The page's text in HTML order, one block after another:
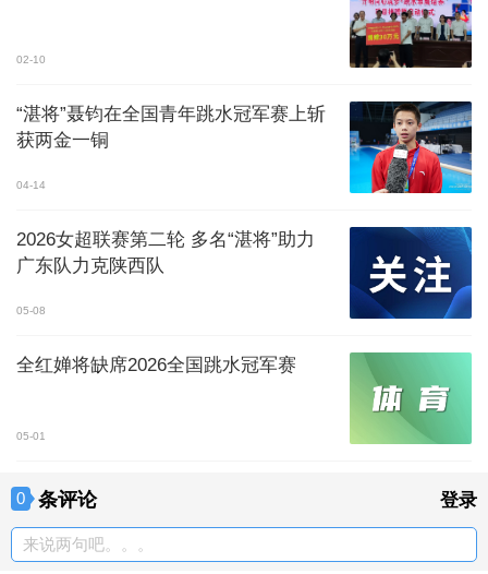
02-10
“湛将”聂钧在全国青年跳水冠军赛上斩
获两金一铜
04-14
2026女超联赛第二轮 多名“湛将”助力
广东队力克陕西队
05-08
全红婵将缺席2026全国跳水冠军赛
05-01
0 条评论 登录
来说两句吧。。。